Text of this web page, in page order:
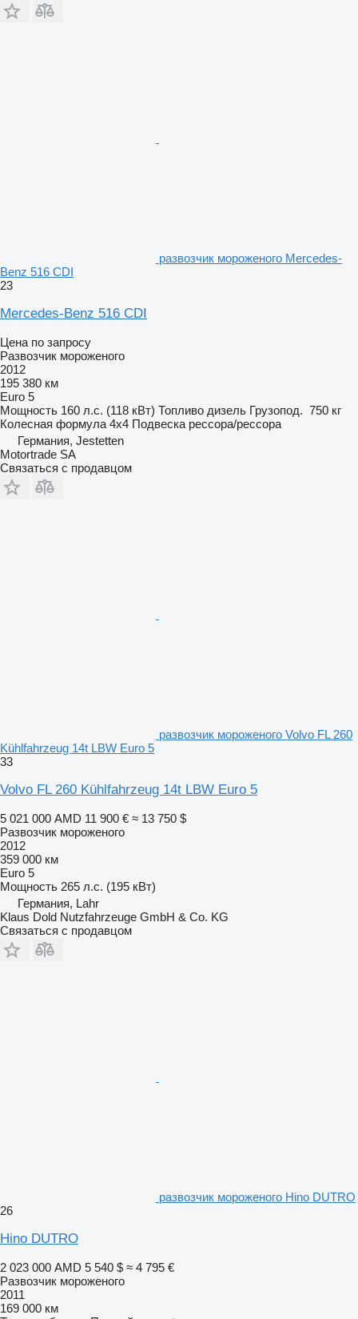
развозчик мороженого Mercedes-
Benz 516 CDI
23
Mercedes-Benz 516 CDI
Цена по запросу
Развозчик мороженого
2012
195 380 км
Euro 5
Мощность 160 л.с. (118 кВт) Топливо дизель Грузопод. 750 кг
Колесная формула 4x4 Подвеска рессора/рессора
Германия, Jestetten
Motortrade SA
Связаться с продавцом
развозчик мороженого Volvo FL 260
Kühlfahrzeug 14t LBW Euro 5
33
Volvo FL 260 Kühlfahrzeug 14t LBW Euro 5
5 021 000 AMD 11 900 € ≈ 13 750 $
Развозчик мороженого
2012
359 000 км
Euro 5
Мощность 265 л.с. (195 кВт)
Германия, Lahr
Klaus Dold Nutzfahrzeuge GmbH & Co. KG
Связаться с продавцом
развозчик мороженого Hino DUTRO
26
Hino DUTRO
2 023 000 AMD 5 540 $ ≈ 4 795 €
Развозчик мороженого
2011
169 000 км